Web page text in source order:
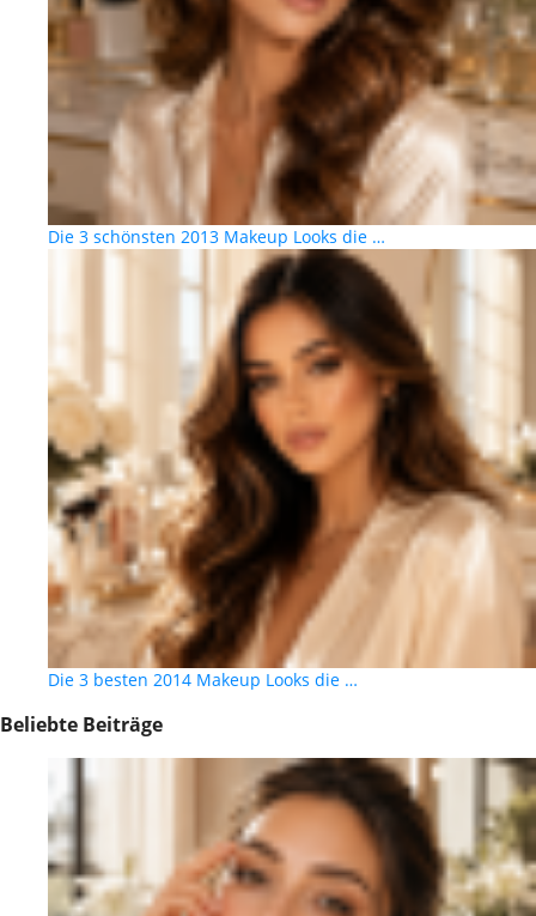
Die 3 schönsten 2013 Makeup Looks die …
Die 3 besten 2014 Makeup Looks die …
Beliebte Beiträge